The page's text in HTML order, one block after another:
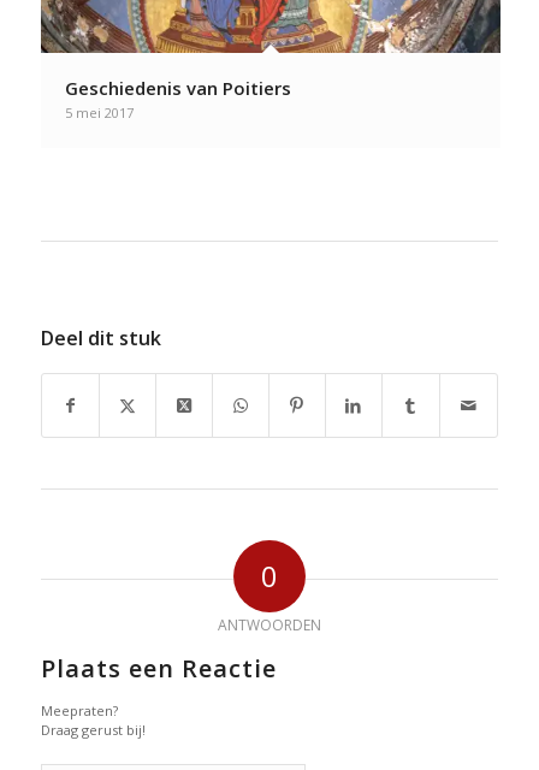
Geschiedenis van Poitiers
5 mei 2017
Deel dit stuk
0
ANTWOORDEN
Plaats een Reactie
Meepraten?
Draag gerust bij!